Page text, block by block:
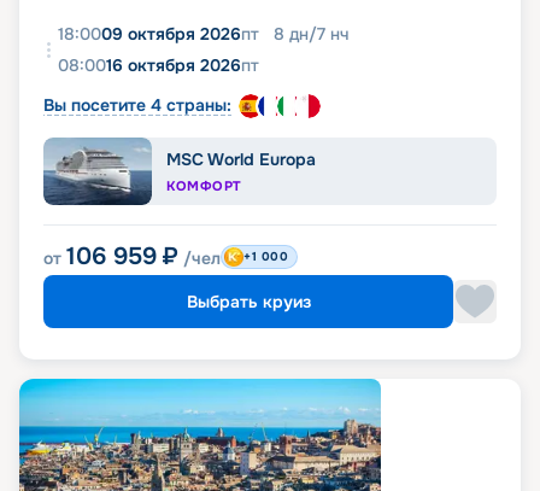
18:0009 октября 2026пт 8 дн/7 нч
08:0016 октября 2026пт
Вы посетите 4 страны:
MSC World Europa
КОМФОРТ
от 106 959 ₽ /чел +1 000
Выбрать круиз